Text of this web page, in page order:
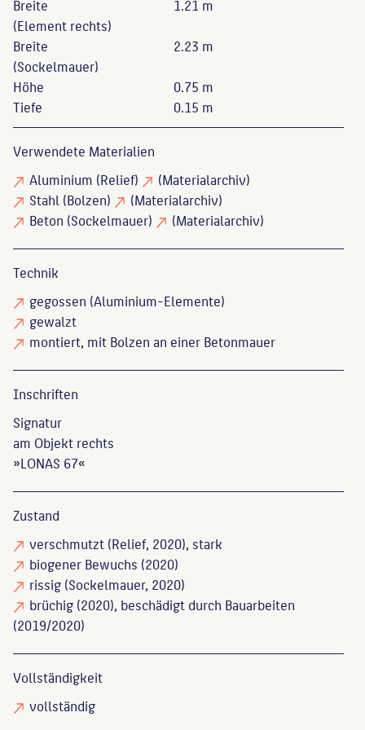
Breite
(Element rechts)
Breite
(Sockelmauer)
Höhe
Tiefe
1.21 m
2.23 m
0.75 m
0.15 m
Verwendete Materialien
Aluminium (Relief)
(Materialarchiv)
Stahl(Bolzen)
(Materialarchiv)
Beton (Sockelmauer) (Materialarchiv)
Technik
gegossen (Aluminium-Elemente)
gewalzt
montiert, mit Bolzen an einer Betonmauer
Inschriften
Signatur
am Objekt rechts
»LONAS 67«
Zustand
verschmutzt(Relief, 2020), stark
biogener Bewuchs (2020)
rissig(Sockelmauer, 2020)
brüchig(2020), beschädigt durch Bauarbeiten
(2019/2020)
Vollständigkeit
vollständig